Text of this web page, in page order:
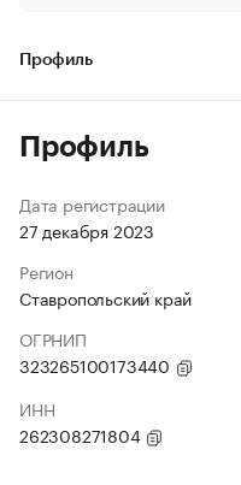
Профиль
Профиль
Дата регистрации
27 декабря 2023
Регион
Ставропольский край
ОГРНИП
323265100173440
ИНН
262308271804